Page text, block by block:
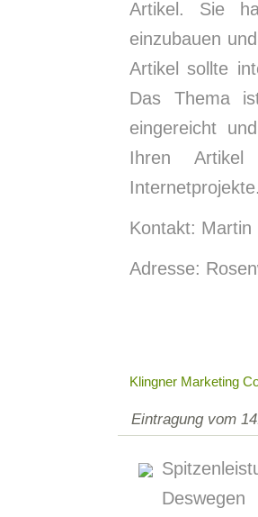
Artikel. Sie
einzubauen
Artikel sollte
Das Thema
eingereicht
Ihren
Kontakt:
Adresse:
Klingner Marketing
Eintragung vom